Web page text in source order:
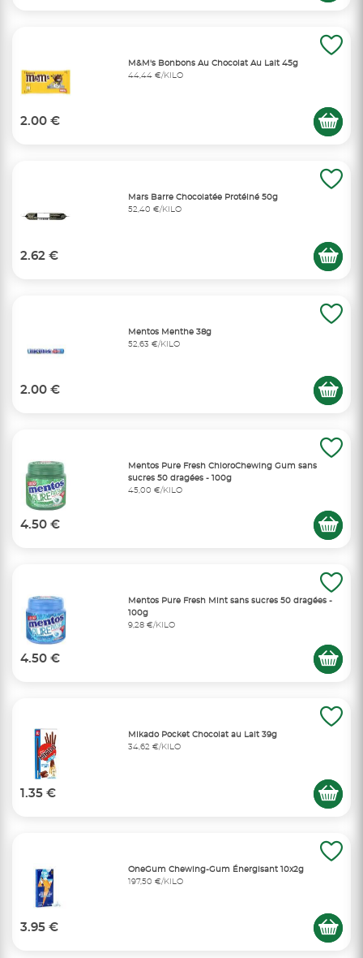
M&M's Bonbons Au Chocolat Au Lait 45g
44,44 €/KILO
2.00 €
Mars Barre Chocolatée Protéiné 50g
52,40 €/KILO
2.62 €
Mentos Menthe 38g
52,63 €/KILO
2.00 €
Mentos Pure Fresh ChloroChewing Gum sans
sucres 50 dragées - 100g
45,00 €/KILO
4.50 €
Mentos Pure Fresh Mint sans sucres 50 dragées -
100g
9,28 €/KILO
4.50 €
Mikado Pocket Chocolat au Lait 39g
34,62 €/KILO
1.35 €
OneGum Chewing-Gum Énergisant 10x2g
197,50 €/KILO
3.95 €